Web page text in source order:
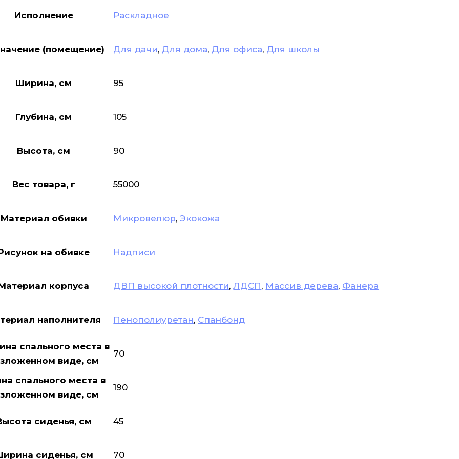
Исполнение Раскладное
(помещение) Для дачи, Для дома, Для офиса, Для школы
Ширина, см 95
Глубина, см 105
Высота, см 90
Вес товара, г 55000
Материал обивки Микровелюр,Экокожа
на обивке Надписи
корпуса ДВП высокой плотности,ЛДСП, Массив дерева, Фанера
наполнителя Пенополиуретан, Спанбонд
спального места в
виде, см
70
спального места в
виде, см
190
сиденья, см 45
сиденья, см 70